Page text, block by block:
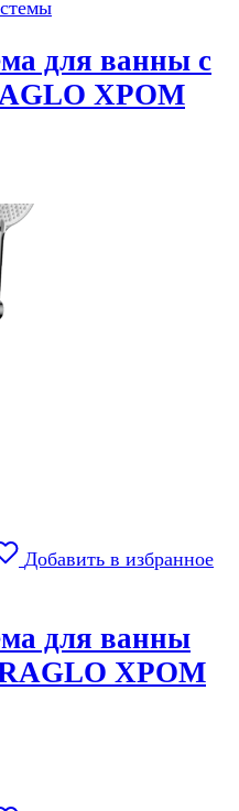
для ванны с
ХРОМ
Добавить в избранное
для ванны
RAGLO ХРОМ